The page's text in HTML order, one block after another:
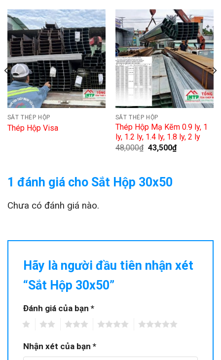
SẮT THÉP HỘP
Thép Hộp Visa
SẮT THÉP HỘP
Thép Hộp Mạ Kẽm 0.9 ly, 1
ly, 1.2 ly, 1.4 ly, 1.8 ly, 2 ly
48,000₫ 43,500₫
1 đánh giá cho Sắt Hộp 30x50
Chưa có đánh giá nào.
Hãy là người đầu tiên nhận xét
“Sắt Hộp 30x50”
Đánh giá của bạn *
Nhận xét của bạn *